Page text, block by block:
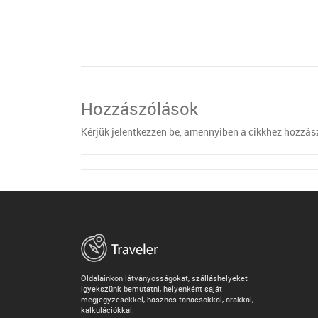
Hozzászólások
Kérjük jelentkezzen be, amennyiben a cikkhez
Oldalainkon látványosságokat, szálláshelyeket
igyekszünk bemutatni, helyenként saját
megjegyzésekkel, hasznos tanácsokkal, árakkal,
kalkulációkkal.